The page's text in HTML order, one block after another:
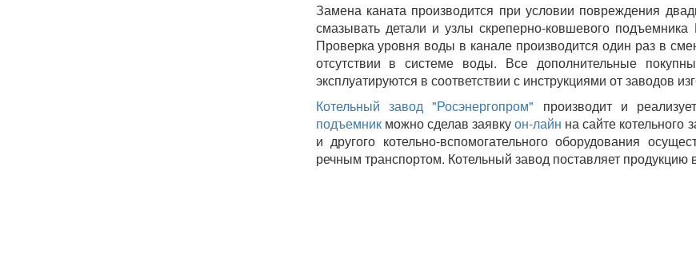
Замена каната производится при условии повреждения
смазывать детали и узлы скреперно-ковшевого
Проверка уровня воды в канале производится один раз в
отсутствии в системе воды. Все дополнительные
эксплуатируются в соответствии с инструкциями от заводов
Котельный завод "Росэнергопром" производит и
подъемникможно сделав заявкуон-лайн на сайте котельного
и другого котельно-вспомогательного оборудования
речным транспортом. Котельный завод поставляет продукцию